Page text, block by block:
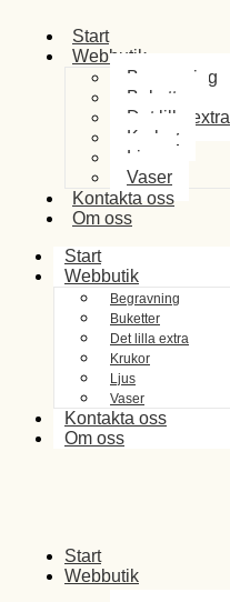
Start
Webbutik
Begravning
Buketter
Det lilla extra
Krukor
Ljus
Vaser
Kontakta oss
Om oss
Start
Webbutik
Begravning
Buketter
Det lilla extra
Krukor
Ljus
Vaser
Kontakta oss
Om oss
Start
Webbutik